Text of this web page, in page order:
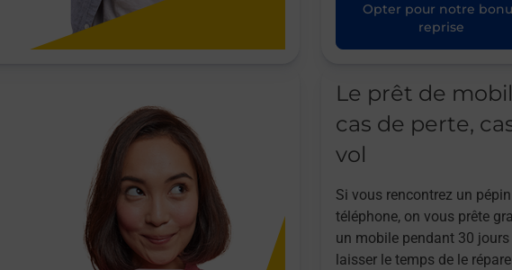
Opter pour notre
reprise
Le prêt de
cas de perte,
vol
Si vous rencontrez un
téléphone, on vous prête
un mobile pendant 30
laisser le temps de le